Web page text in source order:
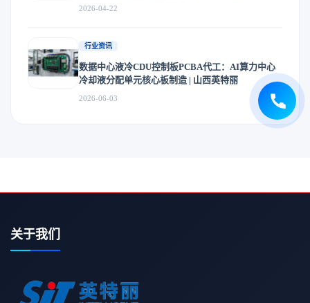
2026-04-22
行业资讯
数据中心液冷CDU控制板PCBA代工：AI算力中心
冷却液分配单元核心板制造 | 山西英特丽
2026-06-03
关于我们